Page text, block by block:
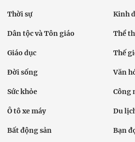
Thời sự Kinh
Dân tộc và Tôn giáo Thể
Giáo dục Thế
Đời sống Văn
Sức khỏe Công
Ô tô xe máy Du
Bất động sản Bạn